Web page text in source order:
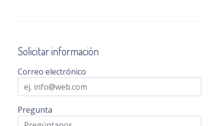
Solicitar información
Correo electrónico
Pregunta